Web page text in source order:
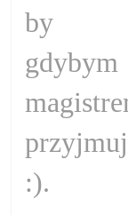
by
:).